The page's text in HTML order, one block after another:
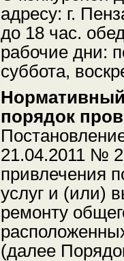
адресу: г.
до 18 час.
рабочие дни:
суббота,
порядок
21.04.2011 №
привлечения
услуг и (или)
ремонту
(далее